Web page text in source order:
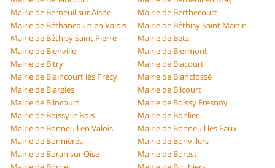
Mairie de Berneuil sur Aisne
Mairie de Berthecourt
Mairie de Béthancourt en Valois
Mairie de Béthisy Saint Martin
Mairie de Béthisy Saint Pierre
Mairie de Betz
Mairie de Bienville
Mairie de Biermont
Mairie de Bitry
Mairie de Blacourt
Mairie de Blaincourt lès Précy
Mairie de Blancfossé
Mairie de Blargies
Mairie de Blicourt
Mairie de Blincourt
Mairie de Boissy Fresnoy
Mairie de Boissy le Bois
Mairie de Bonlier
Mairie de Bonneuil en Valois
Mairie de Bonneuil les Eaux
Mairie de Bonnières
Mairie de Bonvillers
Mairie de Boran sur Oise
Mairie de Borest